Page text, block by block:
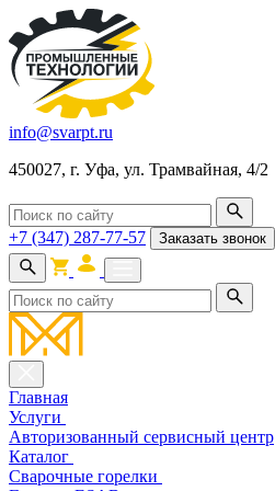
info@svarpt.ru
450027, г. Уфа, ул. Трамвайная, 4/2
+7 (347) 287-77-57 Заказать звонок
Главная
Услуги
Авторизованный сервисный центр
Каталог
Cварочные горелки